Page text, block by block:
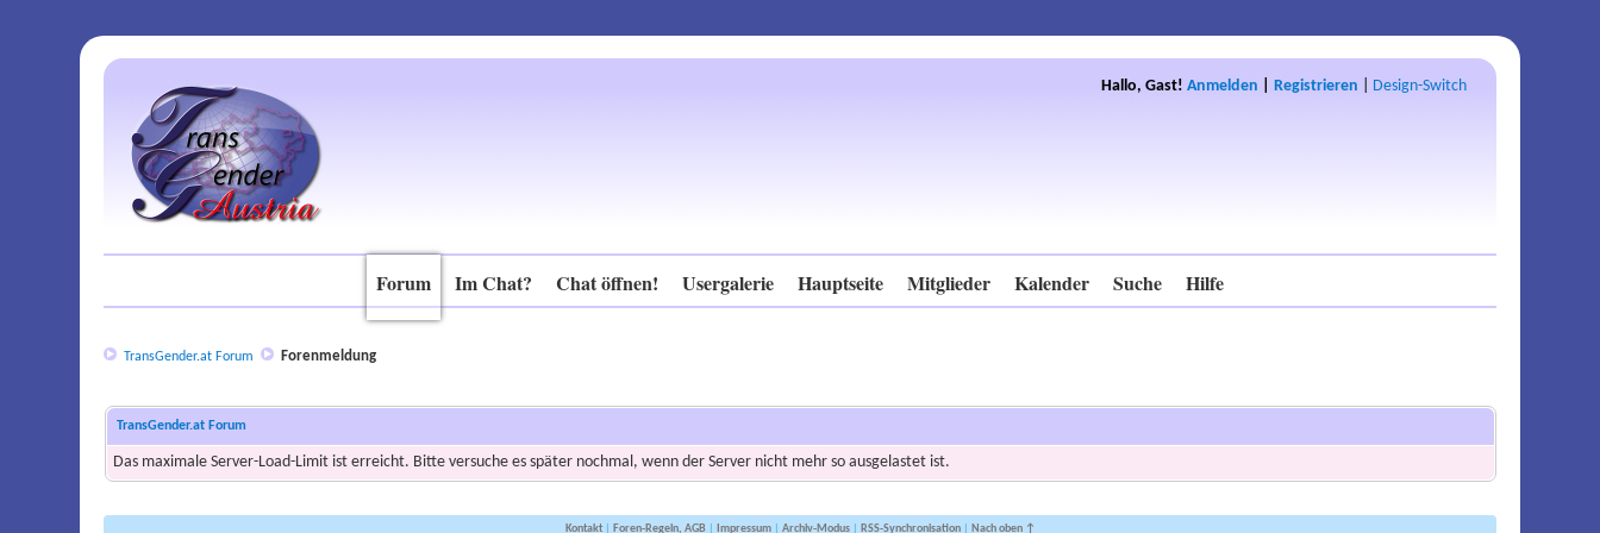
Hallo, Gast! Anmelden Registrieren Design-Switch
Forum Im Chat? Chat öffnen! Usergalerie Hauptseite Mitglieder Kalender Suche Hilfe
TransGender.at Forum Forenmeldung
TransGender.at Forum
Das maximale Server-Load-Limit ist erreicht. Bitte versuche es später nochmal, wenn der Server nicht mehr so ausgelastet ist.
Kontakt| Foren-Regeln, AGB| Impressum| Archiv-Modus| RSS-Synchronisation| Nach oben ↑